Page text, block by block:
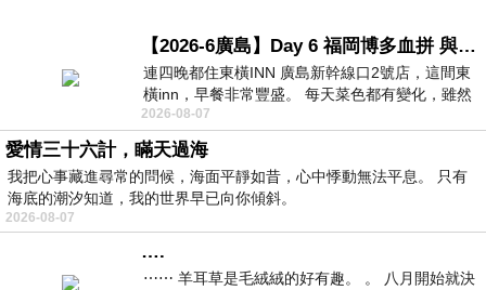
【2026-6廣島】Day 6 福岡博多血拼 與機場接送少年司機深夜對談
連四晚都住東橫INN 廣島新幹線口2號店，這間東
橫inn，早餐非常豐盛。 每天菜色都有變化，雖然
看到工作人員拿出料理包加熱，但
2026-08-07
愛情三十六計，瞞天過海
我把心事藏進尋常的問候，海面平靜如昔，心中悸動無法平息。 只有
海底的潮汐知道，我的世界早已向你傾斜。
2026-08-07
….
⋯⋯ 羊耳草是毛絨絨的好有趣。 。 八月開始就決